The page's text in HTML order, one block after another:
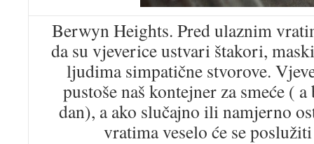
Berwyn Heights. Pred ulaznim
da su vjeverice ustvari štakori,
ljudima simpatične stvorove.
pustoše naš kontejner za smeće (
dan), a ako slučajno ili namjerno
vratima veselo će se